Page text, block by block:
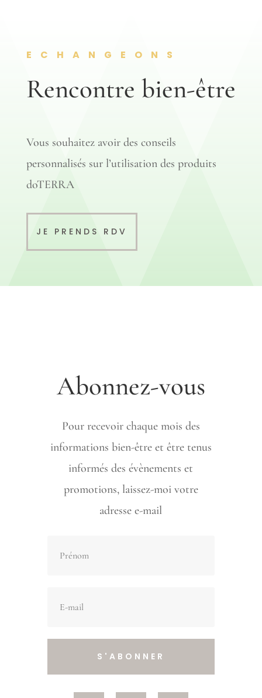
ECHANGEONS
Rencontre bien-être
Vous souhaitez avoir des conseils
personnalisés sur l’utilisation des produits
doTERRA
JE PRENDS RDV
Abonnez-vous
Pour recevoir chaque mois des
informations bien-être et être tenus
informés des évènements et
promotions, laissez-moi votre
adresse e-mail
S'ABONNER